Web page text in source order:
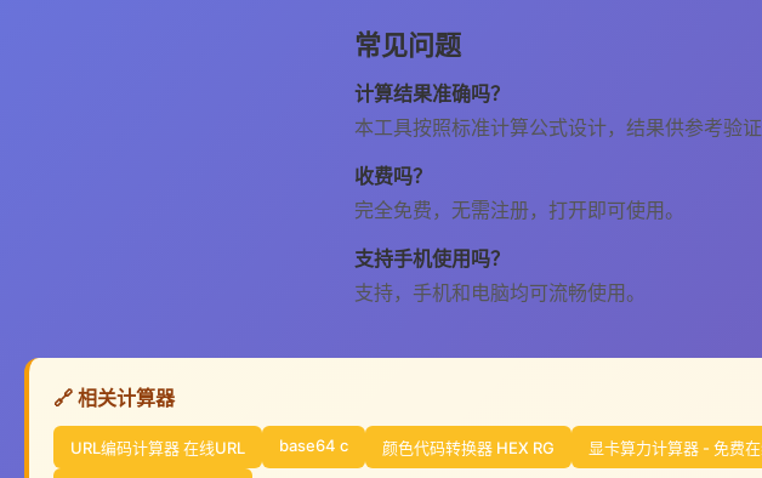
常见问题
计算结果准确吗？
本工具按照标准计算公式设计，结果供参考验
收费吗？
完全免费，无需注册，打开即可使用。
支持手机使用吗？
支持，手机和电脑均可流畅使用。
🔗 相关计算器
URL编码计算器 在线URL base64 c 颜色代码转换器 HEX RG 显卡算力计算器 - 免费